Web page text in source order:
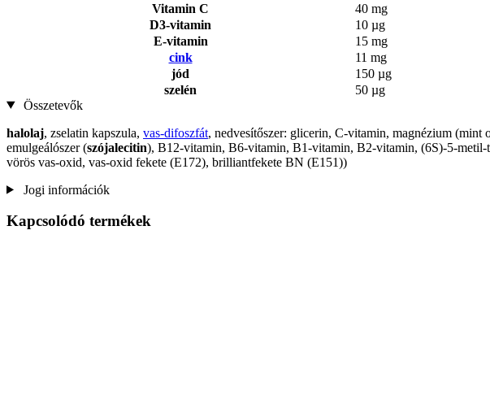
Vitamin C
40 mg
D3-vitamin
10 µg
E-vitamin
15 mg
cink
11 mg
jód
150 µg
szelén
50 µg
Összetevők
halolaj, zselatin kapszula, vas-difoszfát, nedvesítőszer: glicerin, C-vitamin, magnézium
emulgeálószer (szójalecitin), B12-vitamin, B6-vitamin, B1-vitamin, B2-vitamin, (6S)-5-
vörös vas-oxid, vas-oxid fekete (E172), brilliantfekete BN (E151))
Jogi információk
Kapcsolódó termékek